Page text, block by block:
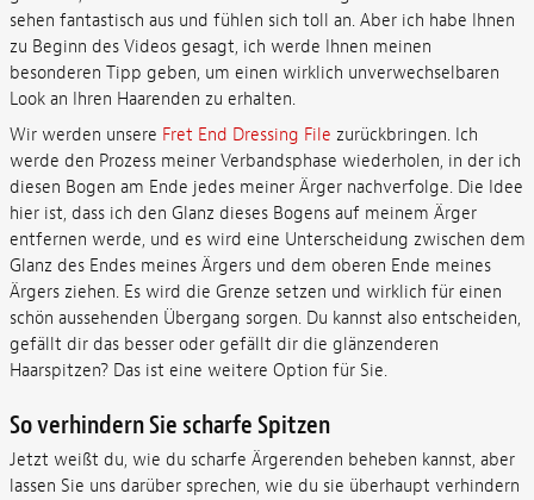
sehen fantastisch aus und fühlen sich toll an. Aber ich habe Ihnen
zu Beginn des Videos gesagt, ich werde Ihnen meinen
besonderen Tipp geben, um einen wirklich unverwechselbaren
Look an Ihren Haarenden zu erhalten.
Wir werden unsere Fret End Dressing File zurückbringen. Ich
werde den Prozess meiner Verbandsphase wiederholen, in der ich
diesen Bogen am Ende jedes meiner Ärger nachverfolge. Die Idee
hier ist, dass ich den Glanz dieses Bogens auf meinem Ärger
entfernen werde, und es wird eine Unterscheidung zwischen dem
Glanz des Endes meines Ärgers und dem oberen Ende meines
Ärgers ziehen. Es wird die Grenze setzen und wirklich für einen
schön aussehenden Übergang sorgen. Du kannst also entscheiden,
gefällt dir das besser oder gefällt dir die glänzenderen
Haarspitzen? Das ist eine weitere Option für Sie.
So verhindern Sie scharfe Spitzen
Jetzt weißt du, wie du scharfe Ärgerenden beheben kannst, aber
lassen Sie uns darüber sprechen, wie du sie überhaupt verhindern